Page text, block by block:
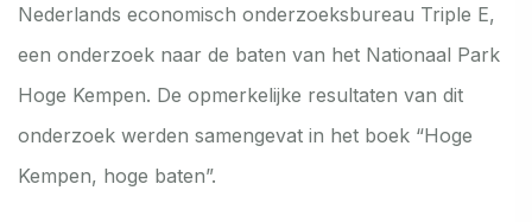
Nederlands economisch onderzoeksbureau Triple E,
een onderzoek naar de baten van het Nationaal Park
Hoge Kempen. De opmerkelijke resultaten van dit
onderzoek werden samengevat in het boek “Hoge
Kempen, hoge baten”.